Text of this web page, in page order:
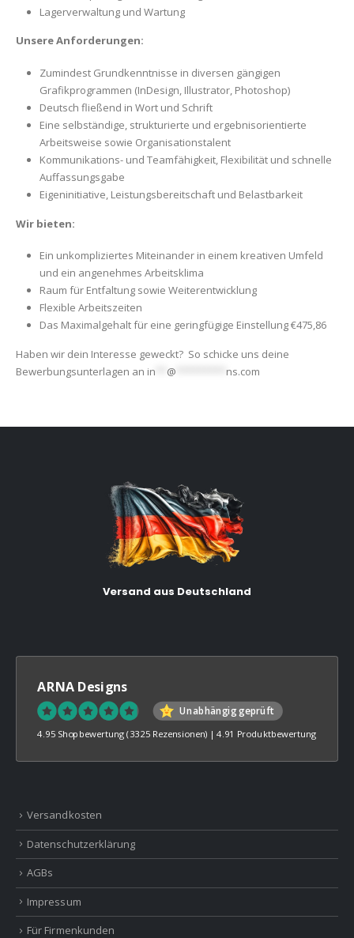
Lagerverwaltung und Wartung
Unsere Anforderungen:
Zumindest Grundkenntnisse in diversen gängigen
Grafikprogrammen (InDesign, Illustrator, Photoshop)
Deutsch fließend in Wort und Schrift
Eine selbständige, strukturierte und ergebnisorientierte
Arbeitsweise sowie Organisationstalent
Kommunikations- und Teamfähigkeit, Flexibilität und schnelle
Auffassungsgabe
Eigeninitiative, Leistungsbereitschaft und Belastbarkeit
Wir bieten:
Ein unkompliziertes Miteinander in einem kreativen Umfeld
und ein angenehmes Arbeitsklima
Raum für Entfaltung sowie Weiterentwicklung
Flexible Arbeitszeiten
Das Maximalgehalt für eine geringfügige Einstellung €475,86
Haben wir dein Interesse geweckt? So schicke uns deine
Bewerbungsunterlagen an in @ ns.com
Versand aus Deutschland
ARNA Designs
Unabhängig geprüft
4.95 Shopbewertung (3325 Rezensionen) |4.91 Produktbewertung
Versandkosten
Datenschutzerklärung
AGBs
Impressum
Für Firmenkunden